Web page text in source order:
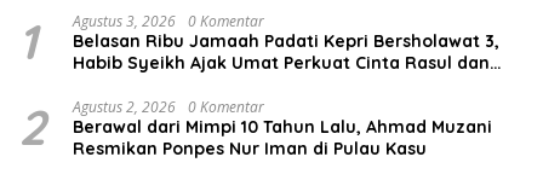
1 Agustus 3, 2026 0 Komentar
Belasan Ribu Jamaah Padati Kepri Bersholawat 3,
Habib Syeikh Ajak Umat Perkuat Cinta Rasul dan
2 Agustus 2, 2026 0 Komentar
Berawal dari Mimpi 10 Tahun Lalu, Ahmad Muzani
Resmikan Ponpes Nur Iman di Pulau Kasu